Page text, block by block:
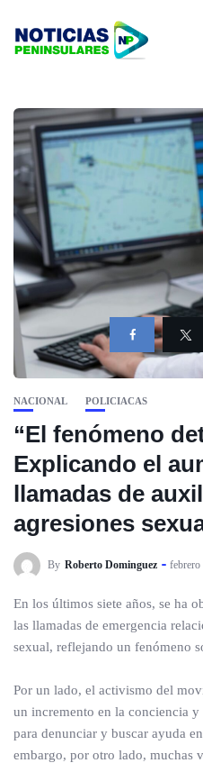
NACIONAL POLICIACAS
“El fenómeno
Explicando el
llamadas de
agresiones
By Roberto Dominguez febrero
En los últimos siete años, se ha
las llamadas de emergencia
sexual, reflejando un fenómeno
Por un lado, el activismo del
un incremento en la conciencia
para denunciar y buscar ayuda
embargo, por otro lado, muchas